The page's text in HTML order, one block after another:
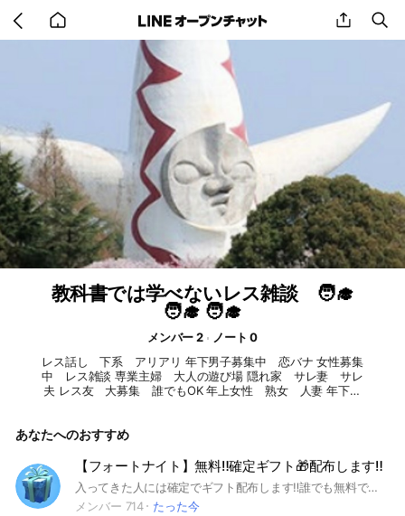
back
to
share
教科書では学べないレス雑談 🧑‍🎓
🧑‍🎓 🧑‍🎓
メンバー 2
ノート 0
レス話し 下系 アリアリ 年下男子募集中 恋バナ 女性募集
中 レス雑談 専業主婦 大人の遊び場 隠れ家 サレ妻 サレ
夫 レス友 大募集 誰でもOK 年上女性 熟女 人妻 年下男
し ママ友 親友 恋バナ 子供 ジャンルなしの雑談タイ
あなたへのおすすめ
【フォートナイト】無料‼️確定ギフト🎁配布します‼️
入ってきた人には確定でギフト配布します‼️誰でも無料で貰えます‼️#フォートナイト#Fortnite#フォトナ#fotnaite#無料#ギフト#ギフト企画##無料ギフト#フォートナイトギフト#ギフトプレゼント
メンバー 714
たった今